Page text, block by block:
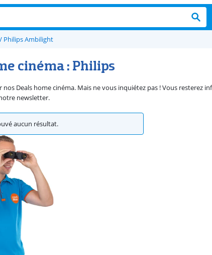
Philips Ambilight
cinéma : Philips
nos Deals home cinéma. Mais ne vous inquiétez pas ! Vous resterez
newsletter.
aucun résultat.